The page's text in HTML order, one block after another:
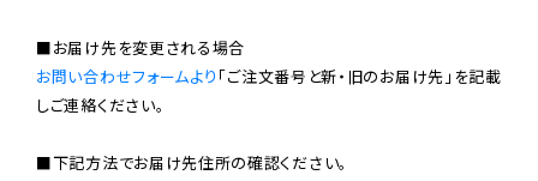
お問い合わせフォームより 「ご注文番号と新・旧のお届け先」を記載
しご連絡ください。
■下記方法でお届け先住所の確認ください。